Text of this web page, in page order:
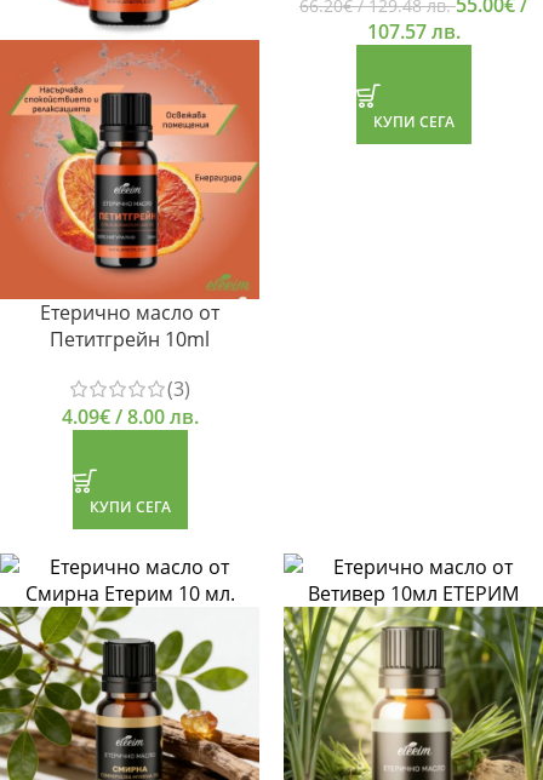
Етерично масло от
Петитгрейн 10ml
(3)
4.09€/ 8.00 лв.
КУПИ СЕГА
66.20€/ 129.48 лв.
107.57 лв.
КУПИ СЕГА